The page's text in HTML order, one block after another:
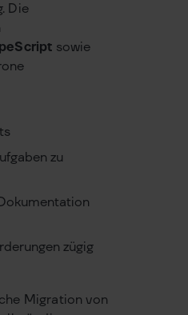
Die
sowie
zu
zügig
Migration von